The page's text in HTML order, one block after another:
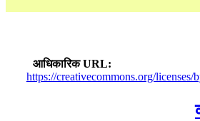
आधिकारिक URL
https://creativecommons.org/licenses/